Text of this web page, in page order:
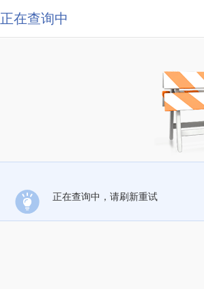
正在查询中
正在查询中，请刷新重试